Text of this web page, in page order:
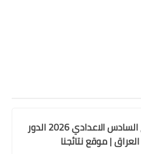
رابط نتائج السادس الاعدادي 2026 الدور
| موقع نتائجنا